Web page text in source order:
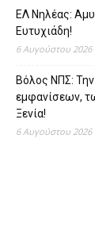
ΕΛ Νηλέας:
Ευτυχιάδη!
6 Αυγούστου 2026
Βόλος ΝΠΣ:
εμφανίσεων,
Ξενία!
6 Αυγούστου 2026